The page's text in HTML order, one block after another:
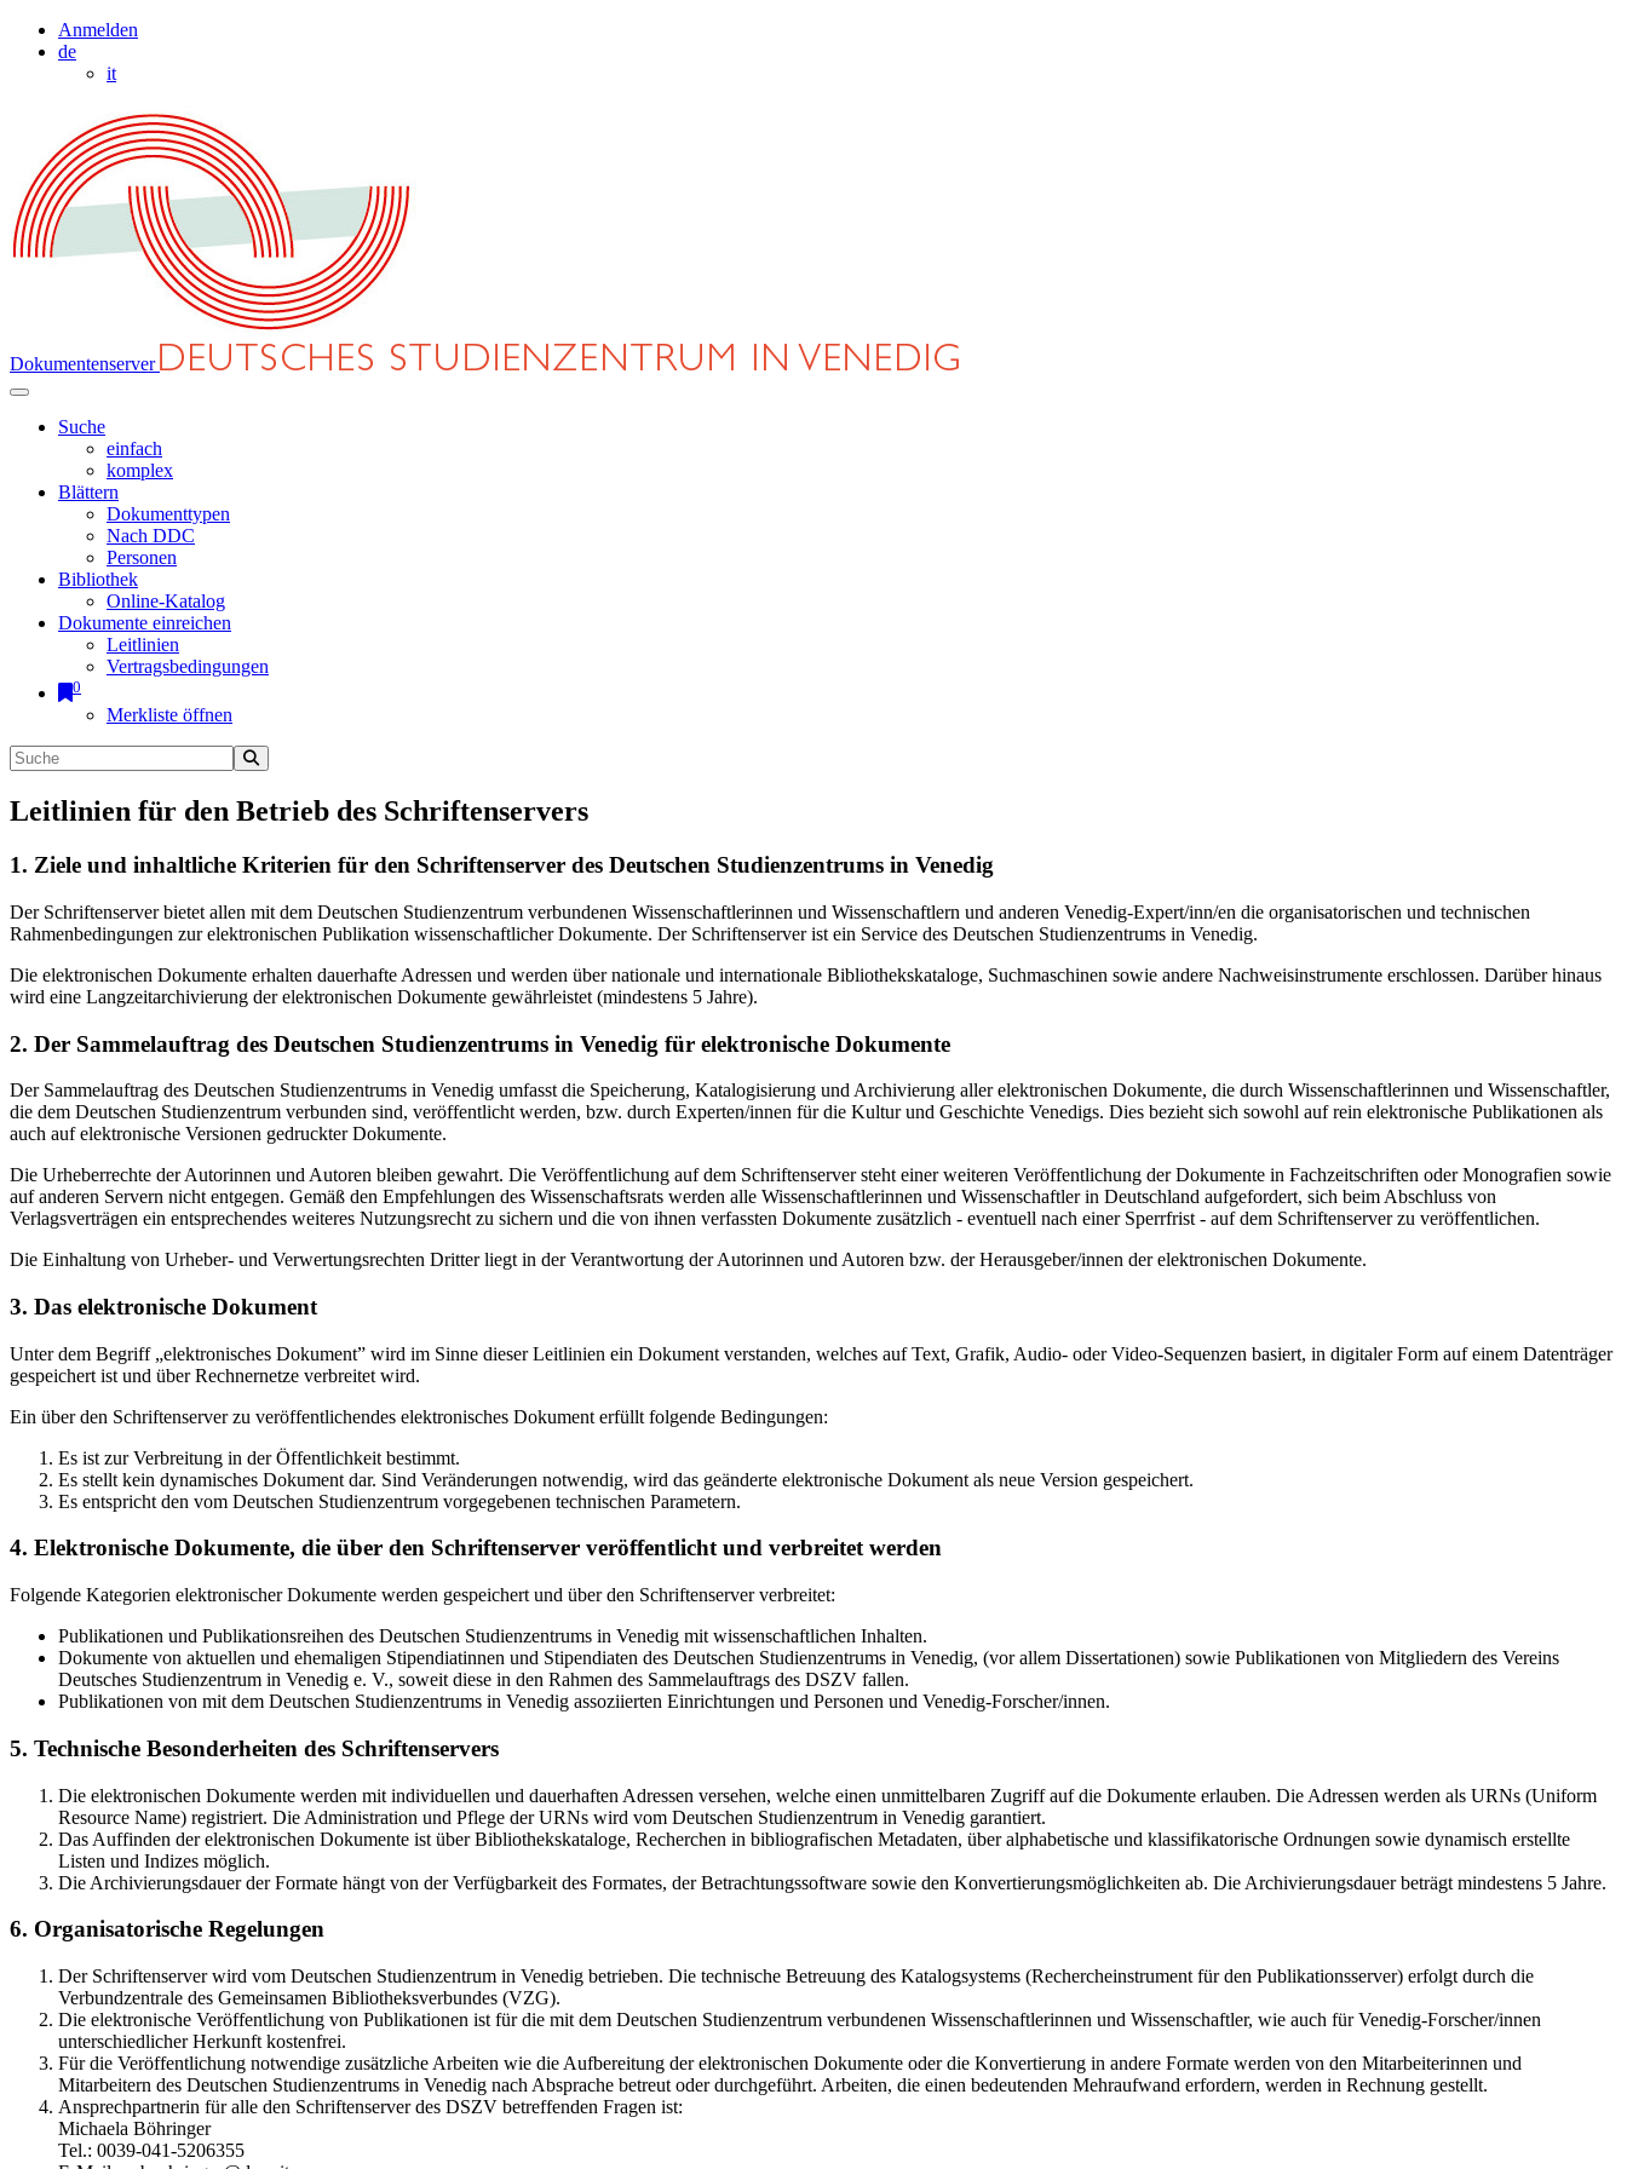
Anmelden
de
it
Dokumentenserver
Suche
einfach
komplex
Blättern
Dokumenttypen
Nach DDC
Personen
Bibliothek
Online-Katalog
Dokumente einreichen
Leitlinien
Vertragsbedingungen
0
Merkliste öffnen
Leitlinien für den Betrieb des Schriftenservers
1. Ziele und inhaltliche Kriterien für den Schriftenserver des Deutschen Studienzentrums in Venedig
Der Schriftenserver bietet allen mit dem Deutschen Studienzentrum verbundenen Wissenschaftlerinnen und Wissenschaftlern und anderen Venedig-Expert/inn/en die organisatorischen und technischen
Rahmenbedingungen zur elektronischen Publikation wissenschaftlicher Dokumente. Der Schriftenserver ist ein Service des Deutschen Studienzentrums in Venedig.
Die elektronischen Dokumente erhalten dauerhafte Adressen und werden über nationale und internationale Bibliothekskataloge, Suchmaschinen sowie andere Nachweisinstrumente erschlossen. Darüber hinaus
wird eine Langzeitarchivierung der elektronischen Dokumente gewährleistet (mindestens 5 Jahre).
2. Der Sammelauftrag des Deutschen Studienzentrums in Venedig für elektronische Dokumente
Der Sammelauftrag des Deutschen Studienzentrums in Venedig umfasst die Speicherung, Katalogisierung und Archivierung aller elektronischen Dokumente, die durch Wissenschaftlerinnen und Wissenschaftler,
die dem Deutschen Studienzentrum verbunden sind, veröffentlicht werden, bzw. durch Experten/innen für die Kultur und Geschichte Venedigs. Dies bezieht sich sowohl auf rein elektronische Publikationen als
auch auf elektronische Versionen gedruckter Dokumente.
Die Urheberrechte der Autorinnen und Autoren bleiben gewahrt. Die Veröffentlichung auf dem Schriftenserver steht einer weiteren Veröffentlichung der Dokumente in Fachzeitschriften oder Monografien sowie
auf anderen Servern nicht entgegen. Gemäß den Empfehlungen des Wissenschaftsrats werden alle Wissenschaftlerinnen und Wissenschaftler in Deutschland aufgefordert, sich beim Abschluss von
Verlagsverträgen ein entsprechendes weiteres Nutzungsrecht zu sichern und die von ihnen verfassten Dokumente zusätzlich - eventuell nach einer Sperrfrist - auf dem Schriftenserver zu veröffentlichen.
Die Einhaltung von Urheber- und Verwertungsrechten Dritter liegt in der Verantwortung der Autorinnen und Autoren bzw. der Herausgeber/innen der elektronischen Dokumente.
3. Das elektronische Dokument
Unter dem Begriff „elektronisches Dokument” wird im Sinne dieser Leitlinien ein Dokument verstanden, welches auf Text, Grafik, Audio- oder Video-Sequenzen basiert, in digitaler Form auf einem Datenträger
gespeichert ist und über Rechnernetze verbreitet wird.
Ein über den Schriftenserver zu veröffentlichendes elektronisches Dokument erfüllt folgende Bedingungen:
Es ist zur Verbreitung in der Öffentlichkeit bestimmt.
Es stellt kein dynamisches Dokument dar. Sind Veränderungen notwendig, wird das geänderte elektronische Dokument als neue Version gespeichert.
Es entspricht den vom Deutschen Studienzentrum vorgegebenen technischen Parametern.
4. Elektronische Dokumente, die über den Schriftenserver veröffentlicht und verbreitet werden
Folgende Kategorien elektronischer Dokumente werden gespeichert und über den Schriftenserver verbreitet:
Publikationen und Publikationsreihen des Deutschen Studienzentrums in Venedig mit wissenschaftlichen Inhalten.
Dokumente von aktuellen und ehemaligen Stipendiatinnen und Stipendiaten des Deutschen Studienzentrums in Venedig, (vor allem Dissertationen) sowie Publikationen von Mitgliedern des Vereins
Deutsches Studienzentrum in Venedig e. V., soweit diese in den Rahmen des Sammelauftrags des DSZV fallen.
Publikationen von mit dem Deutschen Studienzentrums in Venedig assoziierten Einrichtungen und Personen und Venedig-Forscher/innen.
5. Technische Besonderheiten des Schriftenservers
Die elektronischen Dokumente werden mit individuellen und dauerhaften Adressen versehen, welche einen unmittelbaren Zugriff auf die Dokumente erlauben. Die Adressen werden als URNs (Uniform
Resource Name) registriert. Die Administration und Pflege der URNs wird vom Deutschen Studienzentrum in Venedig garantiert.
Das Auffinden der elektronischen Dokumente ist über Bibliothekskataloge, Recherchen in bibliografischen Metadaten, über alphabetische und klassifikatorische Ordnungen sowie dynamisch erstellte
Listen und Indizes möglich.
Die Archivierungsdauer der Formate hängt von der Verfügbarkeit des Formates, der Betrachtungssoftware sowie den Konvertierungsmöglichkeiten ab. Die Archivierungsdauer beträgt mindestens 5 Jahre.
6. Organisatorische Regelungen
Der Schriftenserver wird vom Deutschen Studienzentrum in Venedig betrieben. Die technische Betreuung des Katalogsystems (Rechercheinstrument für den Publikationsserver) erfolgt durch die
Verbundzentrale des Gemeinsamen Bibliotheksverbundes (VZG).
Die elektronische Veröffentlichung von Publikationen ist für die mit dem Deutschen Studienzentrum verbundenen Wissenschaftlerinnen und Wissenschaftler, wie auch für Venedig-Forscher/innen
unterschiedlicher Herkunft kostenfrei.
Für die Veröffentlichung notwendige zusätzliche Arbeiten wie die Aufbereitung der elektronischen Dokumente oder die Konvertierung in andere Formate werden von den Mitarbeiterinnen und
Mitarbeitern des Deutschen Studienzentrums in Venedig nach Absprache betreut oder durchgeführt. Arbeiten, die einen bedeutenden Mehraufwand erfordern, werden in Rechnung gestellt.
Ansprechpartnerin für alle den Schriftenserver des DSZV betreffenden Fragen ist:
Michaela Böhringer
Tel.: 0039-041-5206355